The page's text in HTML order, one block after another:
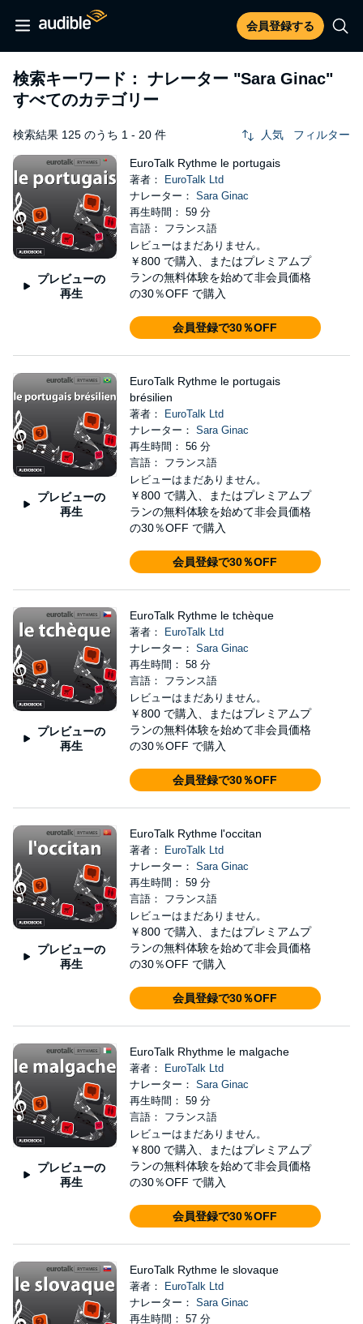
会員登録する
検索キーワード： ナレーター "Sara Ginac"
すべてのカテゴリー
検索結果 125 のうち 1 - 20 件 人気 フィルター
プレビューの
再生
EuroTalk Rythme le portugais
著者：
EuroTalk Ltd
ナレーター： Sara Ginac
再生時間： 59 分
言語： フランス語
レビューはまだありません。
￥800 で購入、またはプレミアムプ
ランの無料体験を始めて非会員価格
の30％OFF で購入
会員登録で30％OFF
プレビューの
再生
EuroTalk Rythme le portugais
brésilien
著者：
EuroTalk Ltd
ナレーター： Sara Ginac
再生時間： 56 分
言語： フランス語
レビューはまだありません。
￥800 で購入、またはプレミアムプ
ランの無料体験を始めて非会員価格
の30％OFF で購入
会員登録で30％OFF
プレビューの
再生
EuroTalk Rythme le tchèque
著者：
EuroTalk Ltd
ナレーター： Sara Ginac
再生時間： 58 分
言語： フランス語
レビューはまだありません。
￥800 で購入、またはプレミアムプ
ランの無料体験を始めて非会員価格
の30％OFF で購入
会員登録で30％OFF
プレビューの
再生
EuroTalk Rythme l'occitan
著者：
EuroTalk Ltd
ナレーター： Sara Ginac
再生時間： 59 分
言語： フランス語
レビューはまだありません。
￥800 で購入、またはプレミアムプ
ランの無料体験を始めて非会員価格
の30％OFF で購入
会員登録で30％OFF
プレビューの
再生
EuroTalk Rhythme le malgache
著者：
EuroTalk Ltd
ナレーター： Sara Ginac
再生時間： 59 分
言語： フランス語
レビューはまだありません。
￥800 で購入、またはプレミアムプ
ランの無料体験を始めて非会員価格
の30％OFF で購入
会員登録で30％OFF
EuroTalk Rythme le slovaque
著者：
EuroTalk Ltd
ナレーター： Sara Ginac
再生時間： 57 分